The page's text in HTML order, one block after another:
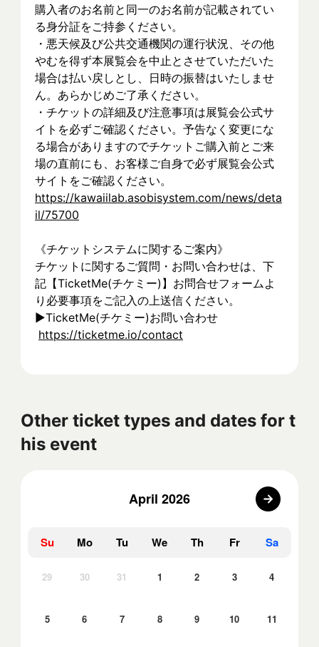
購入者のお名前と同一のお名前が記載されてい
る身分証をご持参ください。
・悪天候及び公共交通機関の運行状況、その他
やむを得ず本展覧会を中止とさせていただいた
場合は払い戻しとし、日時の振替はいたしませ
ん。あらかじめご了承ください。
・チケットの詳細及び注意事項は展覧会公式サ
イトを必ずご確認ください。予告なく変更にな
る場合がありますのでチケットご購入前とご来
場の直前にも、お客様ご自身で必ず展覧会公式
サイトをご確認ください。
https://kawaiilab.asobisystem.com/news/deta
il/75700
《チケットシステムに関するご案内》
チケットに関するご質問・お問い合わせは、下
記【TicketMe(チケミー)】お問合せフォームよ
り必要事項をご記入の上送信ください。
▶︎TicketMe(チケミー)お問い合わせ
https://ticketme.io/contact
Other ticket types and dates for t
his event
April 2026
Su Mo Tu We Th Fr Sa
29 30 31 1 2 3 4
5 6 7 8 9 10 11